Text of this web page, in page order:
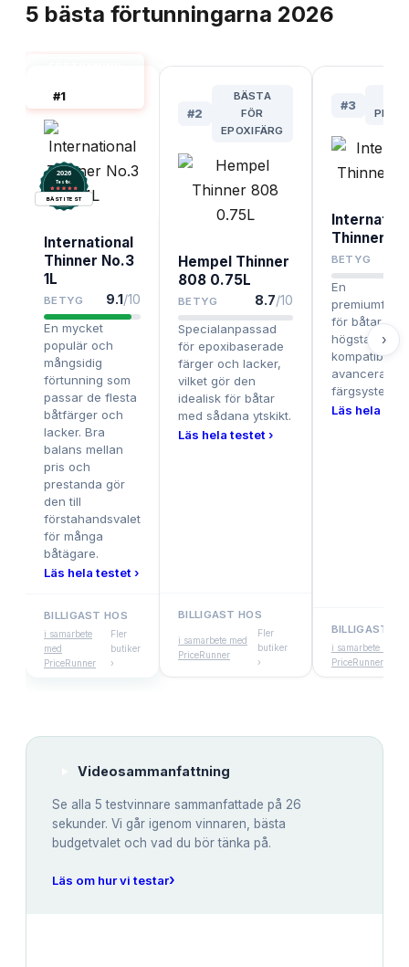
5 bästa förtunningarna 2026
#1
2026
Testix.
BÄST I TEST
International
Thinner No.3
1L
BETYG 9.1/10
En mycket
populär och
mångsidig
förtunning som
passar de flesta
båtfärger och
lacker. Bra
balans mellan
pris och
prestanda gör
den till
förstahandsvalet
för många
båtägare.
Läs hela testet ›
BILLIGAST HOS
i samarbete
med
PriceRunner
Fler
butiker
›
#2
BÄSTA
FÖR
EPOXIFÄRG
Hempel Thinner
808 0.75L
BETYG 8.7/10
Specialanpassad
för epoxibaserade
färger och lacker,
vilket gör den
idealisk för båtar
med sådana ytskikt.
Läs hela testet ›
BILLIGAST HOS
i samarbete med
PriceRunner
Fler
butiker
›
#3
Thinner
BETYG
En
för båtar
högsta finish
kompatibilitet
avancerade
färgsystem.
Läs hela
BILLIGAST
i samarbete med
PriceRunner
›
Videosammanfattning
Se alla 5 testvinnare sammanfattade på 26
sekunder. Vi går igenom vinnaren, bästa
budgetvalet och vad du bör tänka på.
Läs om hur vi testar›